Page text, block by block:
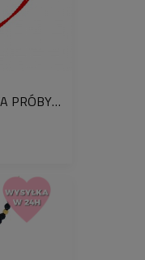
BRANSOLETKA 14 K ZŁOTA PRÓBY 585 JEDWABNA NIĆ NIESKOŃCZONOŚĆ